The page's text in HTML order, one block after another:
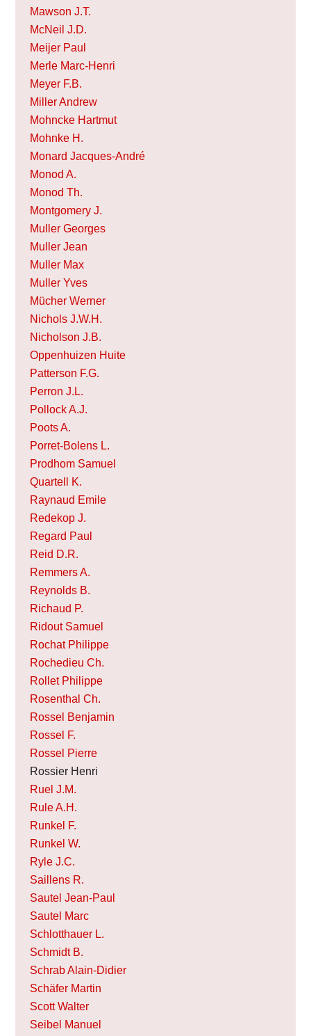
Mawson J.T.
McNeil J.D.
Meijer Paul
Merle Marc-Henri
Meyer F.B.
Miller Andrew
Mohncke Hartmut
Mohnke H.
Monard Jacques-André
Monod A.
Monod Th.
Montgomery J.
Muller Georges
Muller Jean
Muller Max
Muller Yves
Mücher Werner
Nichols J.W.H.
Nicholson J.B.
Oppenhuizen Huite
Patterson F.G.
Perron J.L.
Pollock A.J.
Poots A.
Porret-Bolens L.
Prodhom Samuel
Quartell K.
Raynaud Emile
Redekop J.
Regard Paul
Reid D.R.
Remmers A.
Reynolds B.
Richaud P.
Ridout Samuel
Rochat Philippe
Rochedieu Ch.
Rollet Philippe
Rosenthal Ch.
Rossel Benjamin
Rossel F.
Rossel Pierre
Rossier Henri
Ruel J.M.
Rule A.H.
Runkel F.
Runkel W.
Ryle J.C.
Saillens R.
Sautel Jean-Paul
Sautel Marc
Schlotthauer L.
Schmidt B.
Schrab Alain-Didier
Schäfer Martin
Scott Walter
Seibel Manuel